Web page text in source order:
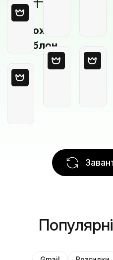
Порожній
шаблон